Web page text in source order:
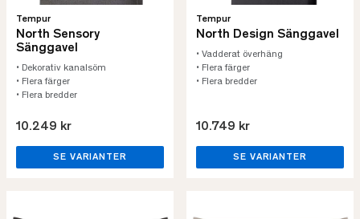
Tempur
North Sensory
Sänggavel
• Dekorativ kanalsöm
• Flera färger
• Flera bredder
10.249 kr
SE VARIANTER
Tempur
North Design Sänggavel
• Vadderat överhäng
• Flera färger
• Flera bredder
10.749 kr
SE VARIANTER